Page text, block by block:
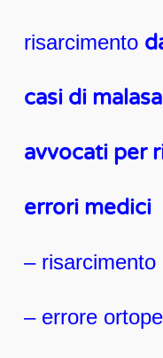
risarcimento
casi di
avvocati per
errori medici
– risarcimento
– errore